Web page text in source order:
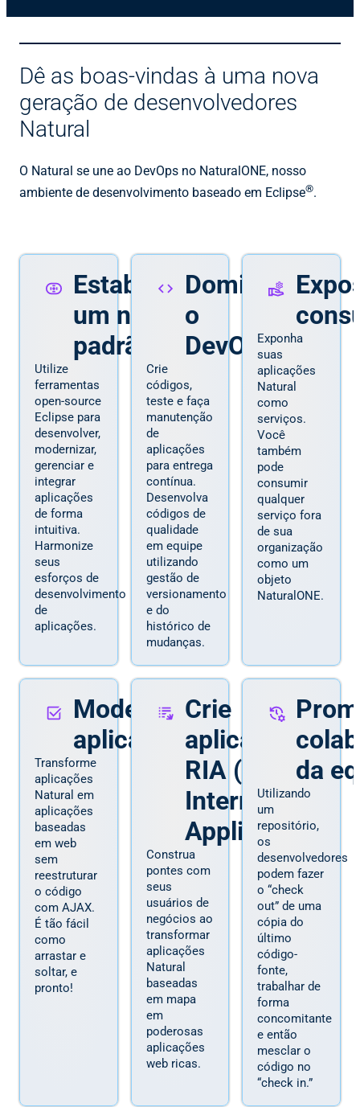
Dê as boas-vindas à uma nova
geração de desenvolvedores
Natural
O Natural se une ao DevOps no NaturalONE, nosso
ambiente de desenvolvimento baseado em Eclipse®.
Estabeleça
um novo
padrão
Utilize
ferramentas
open-source
Eclipse para
desenvolver,
modernizar,
gerenciar e
integrar
aplicações
de forma
intuitiva.
Harmonize
seus
esforços de
desenvolvimento
de
aplicações.
Domine
o
DevOps
Crie
códigos,
teste e faça
manutenção
de
aplicações
para entrega
contínua.
Desenvolva
códigos de
qualidade
em equipe
utilizando
gestão de
versionamento
e do
histórico de
mudanças.
Exponha
suas
aplicações
Natural
como
serviços.
Você
também
pode
consumir
qualquer
serviço fora
de sua
organização
como um
objeto
NaturalONE.
Modernize
aplicações
Transforme
aplicações
Natural em
aplicações
baseadas
em web
sem
reestruturar
o código
com AJAX.
É tão fácil
como
arrastar e
soltar, e
pronto!
Crie
aplicações
RIA (Rich
Internet
Applications)
Construa
pontes com
seus
usuários de
negócios ao
transformar
aplicações
Natural
baseadas
em mapa
em
poderosas
aplicações
web ricas.
da
Utilizando
um
repositório,
os
desenvolvedores
podem fazer
o “check
out” de uma
cópia do
último
código-
fonte,
trabalhar de
forma
concomitante
e então
mesclar o
código no
“check in.”